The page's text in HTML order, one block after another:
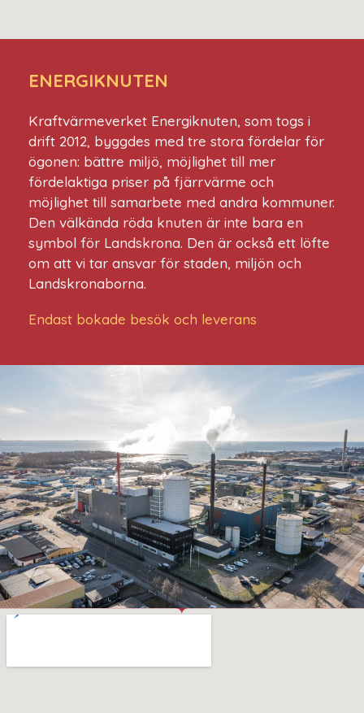
ENERGIKNUTEN
Kraftvärmeverket Energiknuten, som togs i
drift 2012, byggdes med tre stora fördelar för
ögonen: bättre miljö, möjlighet till mer
fördelaktiga priser på fjärrvärme och
möjlighet till samarbete med andra kommuner.
Den välkända röda knuten är inte bara en
symbol för Landskrona. Den är också ett löfte
om att vi tar ansvar för staden, miljön och
Landskronaborna.
Endast bokade besök och leverans